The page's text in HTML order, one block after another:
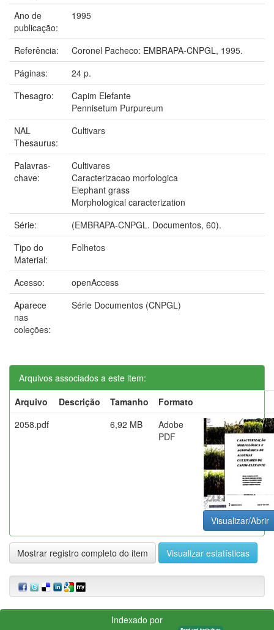
Ano de
publicação:
1995
Referência:
Coronel Pacheco: EMBRAPA-CNPGL, 1995.
Páginas:
24 p.
Thesagro:
Capim Elefante
Pennisetum Purpureum
NAL
Thesaurus:
Cultivars
Palavras-
chave:
Cultivares
Caracterizacao morfologica
Elephant grass
Morphological caracterization
Série:
(EMBRAPA-CNPGL. Documentos, 60).
Tipo do
Material:
Folhetos
Acesso:
openAccess
Aparece
nas
coleções:
Série Documentos (CNPGL)
Arquivos associados a este item:
Arquivo
Descrição Tamanho
Formato
2058.pdf
6,92 MB
Adobe
PDF
Visualizar/Abrir
Mostrar registro completo do item Visualizar estatísticas
Indexado por